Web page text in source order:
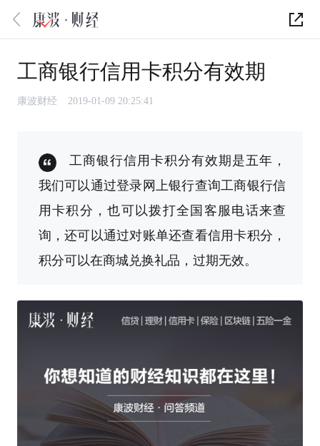
工商银行信用卡积分有效期
康波财经 2019-01-09 20:25:41
工商银行信用卡积分有效期是五年，
我们可以通过登录网上银行查询工商银行信
用卡积分，也可以拨打全国客服电话来查
询，还可以通过对账单还查看信用卡积分，
积分可以在商城兑换礼品，过期无效。